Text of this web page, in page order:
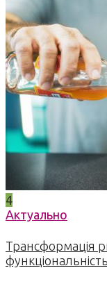
4
Актуально
Трансформація